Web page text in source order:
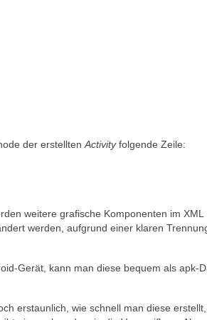
der erstellten Activityfolgende Zeile:
weitere grafische Komponenten im XML
werden, aufgrund einer klaren
Gerät, kann man diese bequem als apk-
erstaunlich, wie schnell man diese